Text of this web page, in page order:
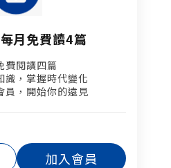
月免費讀4篇
費閱讀四篇​
識，掌握時代變化​
員，開始你的遠見
加入會員